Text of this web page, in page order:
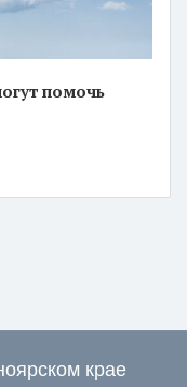
помочь
крае